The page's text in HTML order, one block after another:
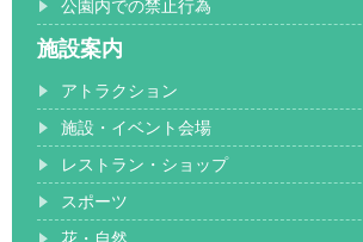
公園内での禁止行為
施設案内
アトラクション
施設・イベント会場
レストラン・ショップ
スポーツ
花・自然